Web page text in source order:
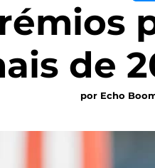
de
por Echo